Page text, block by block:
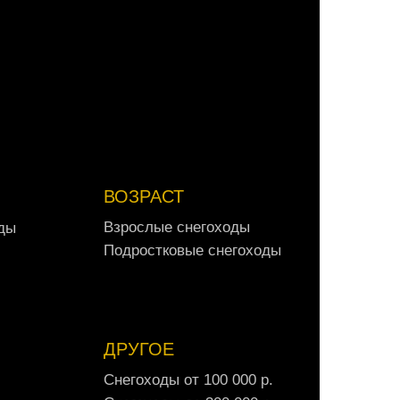
ы
ВОЗРАСТ
Взрослые снегоходы
Взрослые сн ег оходы
Подростковые снегоходы
ДРУГОЕ
Снегоходы от 100 000 р.
Снегохо ды от 100 000 р.